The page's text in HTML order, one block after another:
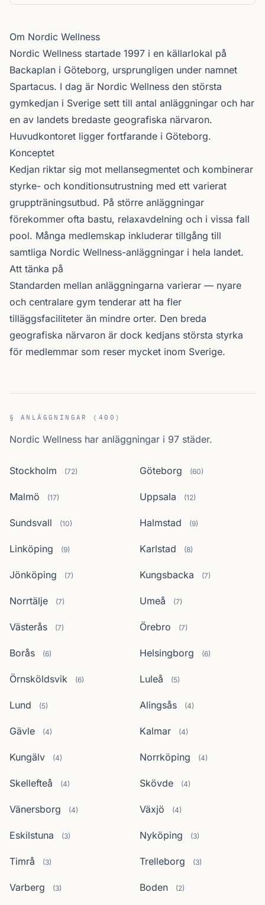
Om Nordic Wellness
Nordic Wellness startade 1997 i en källarlokal på
Backaplan i Göteborg, ursprungligen under namnet
Spartacus. I dag är Nordic Wellness den största
gymkedjan i Sverige sett till antal anläggningar och har
en av landets bredaste geografiska närvaron.
Huvudkontoret ligger fortfarande i Göteborg.
Konceptet
Kedjan riktar sig mot mellansegmentet och kombinerar
styrke- och konditionsutrustning med ett varierat
gruppträningsutbud. På större anläggningar
förekommer ofta bastu, relaxavdelning och i vissa fall
pool. Många medlemskap inkluderar tillgång till
samtliga Nordic Wellness-anläggningar i hela landet.
Att tänka på
Standarden mellan anläggningarna varierar — nyare
och centralare gym tenderar att ha fler
tilläggsfaciliteter än mindre orter. Den breda
geografiska närvaron är dock kedjans största styrka
för medlemmar som reser mycket inom Sverige.
§ ANLÄGGNINGAR (400)
Nordic Wellness har anläggningar i 97 städer.
Stockholm (72) Göteborg (60)
Malmö (17) Uppsala (12)
Sundsvall (10) Halmstad (9)
Linköping (9) Karlstad (8)
Jönköping (7) Kungsbacka (7)
Norrtälje (7) Umeå (7)
Västerås (7) Örebro (7)
Borås (6) Helsingborg (6)
Örnsköldsvik (6) Luleå (5)
Lund (5) Alingsås (4)
Gävle (4) Kalmar (4)
Kungälv (4) Norrköping (4)
Skellefteå (4) Skövde (4)
Vänersborg (4) Växjö (4)
Eskilstuna (3) Nyköping (3)
Timrå (3) Trelleborg (3)
Varberg (3) Boden (2)